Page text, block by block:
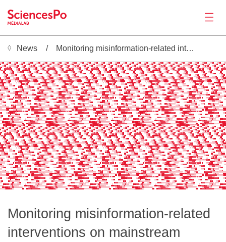
News
Productions
Activities
Tools
Seminar
Team
News Monitoring misinformation-related interventions on mainstream social media platforms
░▒▓█   ░▒▓█   ░▒▓█   ░▒▓█   ░▒▓▓█   ░▒▓█   ░▒▓█   ░▒▓█   ░▒▓█   ░▒▓█   ░▒▓▓█   ░▒▓█   ░▒▓█   ░▒▓█   ░▒▓█   ░▒▓█   ░▒▓▓█   ░▒▓█   ░▒▓█   ░▒▓█   ░▒▓█   ░▒▓█   ░▒▓▓█   ░▒▓█   ░▒▓█   ░▒▓█   ░▒▓█   ░▒▓█   ░▒▓▓█   ░▒▓█   ░▒▓█
█   ░▒▓█   ░▒▒▓█   ░▒▓█   ░▒▓█   ░▒▓    ░▒▓█   ░▒▓█   ░▒▒▓█   ░▒▓█   ░▒▓█   ░▒▓    ░▒▓█   ░▒▓█   ░▒▒▓█   ░▒▓█   ░▒▓█   ░▒▓    ░▒▓█   ░▒▓█   ░▒▒▓█   ░▒▓█   ░▒▓█   ░▒▓    ░▒▓█   ░▒▓█   ░▒▒▓█   ░▒▓█   ░▒▓█   ░▒▓    ░▒▓█
░▒▓█   ░▒░░░░░▒▓█   ░▒▓█   ░▒▓▒▓█   ░▒▓█   ░▒▓█   ░▒░░░░░▒▓█   ░▒▓█   ░▒▓▒▓█   ░▒▓█   ░▒▓█   ░▒░░░░░▒▓█   ░▒▓█   ░▒▓▒▓█   ░▒▓█   ░▒▓█   ░▒░░░░░▒▓█   ░▒▓█   ░▒▓▒▓█   ░▒▓█   ░▒▓█   ░▒░░░░░▒▓█   ░▒▓█   ░▒▓▒▓█   ░▒▓█   ░▒▓█
▓█   ░▒▓▒▓█   ░▒▓█   ░▒▓█   ░▒▒▒▒▒▒▓█   ░░▒▓█   ░▒▓▒▓█   ░▒▓█   ░▒▓█   ░▒▒▒▒▒▒▓█   ░░▒▓█   ░▒▓▒▓█   ░▒▓█   ░▒▓█   ░▒▒▒▒▒▒▓█   ░░▒▓█   ░▒▓▒▓█   ░▒▓█   ░▒▓█   ░▒▒▒▒▒▒▓█   ░░▒▓█   ░▒▓▒▓█   ░▒▓█   ░▒▓█   ░▒▒▒▒▒▒▓█   ░░▒▓█
█   ▓▓▓▓▓▓▓█    ░▒▓█   ░▒▓▓▒▓█   ░▒▓█   ░▒▓█   ▓▓▓▓▓▓▓█    ░▒▓█   ░▒▓▓▒▓█   ░▒▓█   ░▒▓█   ▓▓▓▓▓▓▓█    ░▒▓█   ░▒▓▓▒▓█   ░▒▓█   ░▒▓█   ▓▓▓▓▓▓▓█    ░▒▓█   ░▒▓▓▒▓█   ░▒▓█   ░▒▓█   ▓▓▓▓▓▓▓█    ░▒▓█   ░▒▓▓▒▓█   ░▒▓█   ░▒▓█
▒▓▓▒▓█   ░▒▓█   ░▒▓█  ██████▓█     ░▒▓█   ░▒▓▓▒▓█   ░▒▓█   ░▒▓█  ██████▓█     ░▒▓█   ░▒▓▓▒▓█   ░▒▓█   ░▒▓█  ██████▓█     ░▒▓█   ░▒▓▓▒▓█   ░▒▓█   ░▒▓█  ██████▓█     ░▒▓█   ░▒▓▓▒▓█   ░▒▓█   ░▒▓█  ██████▓█     ░▒▓█   ░▒▓▓▒▓█
██     ░▒▓█   ░░▒▓▓▓█   ░▒▓█   ░▒▓█        ██     ░▒▓█   ░░▒▓▓▓█   ░▒▓█   ░▒▓█        ██     ░▒▓█   ░░▒▓▓▓█   ░▒▓█   ░▒▓█        ██     ░▒▓█   ░░▒▓▓▓█   ░▒▓█   ░▒▓█        ██     ░▒▓█   ░░▒▓▓▓█   ░▒▓█   ░▒▓█        ██
░▒▓█   ░▒▓▓█               ░▒▓█   ░░▒▓██   ░▒▓█   ░▒▓▓█               ░▒▓█   ░░▒▓██   ░▒▓█   ░▒▓▓█               ░▒▓█   ░░▒▓██   ░▒▓█   ░▒▓▓█               ░▒▓█   ░░▒▓██   ░▒▓█   ░▒▓▓█               ░▒▓█
░▒▓█   ░▒▒▒▓█    ░▒▓█   ░▒▓█               ░▒▓█   ░▒▒▒▓█    ░▒▓█   ░▒▓█               ░▒▓█   ░▒▒▒▓█    ░▒▓█   ░▒▓█               ░▒▓█   ░▒▒▒▓█    ░▒▓█   ░▒▓█               ░▒▓█   ░▒▒▒▓█    ░▒▓█   ░▒▓█               ░▒▓█
░▒▓█ ░░░░░░      ░░░▒▓█   ░▒▓▓▓█   ░░▒▓█   ░▒▓█ ░░░░░░      ░░░▒▓█   ░▒▓▓▓█   ░░▒▓█   ░▒▓█ ░░░░░░      ░░░▒▓█   ░▒▓▓▓█   ░░▒▓█   ░▒▓█ ░░░░░░      ░░░▒▓█   ░▒▓▓▓█   ░░▒▓█   ░▒▓█ ░░░░░░      ░░░▒▓█   ░▒▓▓▓█   ░░▒▓█   ░▒▓█
█   ░▒▓███   ░▒▒▓▓█   ░▒▓█▒▒▒▒▒▒░░░░░░░▒▒▒▓█   ░▒▓███   ░▒▒▓▓█   ░▒▓█▒▒▒▒▒▒░░░░░░░▒▒▒▓█   ░▒▓███   ░▒▒▓▓█   ░▒▓█▒▒▒▒▒▒░░░░░░░▒▒▒▓█   ░▒▓███   ░▒▒▓▓█   ░▒▓█▒▒▒▒▒▒░░░░░░░▒▒▒▓█   ░▒▓███   ░▒▒▓▓█   ░▒▓█▒▒▒▒▒▒░░░░░░░▒▒▒▓█
▓▓▓▓▒▓▒▒▒▒▒▒░▒▒▓▓▓█    ░▒▓██   ░▒▓▓██    ░▒▓▓▓▓▒▓▒▒▒▒▒▒░▒▒▓▓▓█    ░▒▓██   ░▒▓▓██    ░▒▓▓▓▓▒▓▒▒▒▒▒▒░▒▒▓▓▓█    ░▒▓██   ░▒▓▓██    ░▒▓▓▓▓▒▓▒▒▒▒▒▒░▒▒▓▓▓█    ░▒▓██   ░▒▓▓██    ░▒▓▓▓▓▒▓▒▒▒▒▒▒░▒▒▓▓▓█    ░▒▓██   ░▒▓▓██
▒▓█   ░▒▓██    ░ ░▒███▓▓▓▓▓▓▓▓▒░▒▓████    ░▒▓█   ░▒▓██    ░ ░▒███▓▓▓▓▓▓▓▓▒░▒▓████    ░▒▓█   ░▒▓██    ░ ░▒███▓▓▓▓▓▓▓▓▒░▒▓████    ░▒▓█   ░▒▓██    ░ ░▒███▓▓▓▓▓▓▓▓▒░▒▓████    ░▒▓█   ░▒▓██    ░ ░▒███▓▓▓▓▓▓▓▓▒░▒▓████    ░▒▓█
███▓█▓▒▒▓█      ░ ░▒▓█   ░▒▓█     ░░▒   ██████▓█▓▒▒▓█      ░ ░▒▓█   ░▒▓█     ░░▒   ██████▓█▓▒▒▓█      ░ ░▒▓█   ░▒▓█     ░░▒   ██████▓█▓▒▒▓█      ░ ░▒▓█   ░▒▓█     ░░▒   ██████▓█▓▒▒▓█      ░ ░▒▓█   ░▒▓█     ░░▒
░▒▓█     ░▒▒         ███▓▒▓█      ░░░▒▓█   ░▒▓█     ░▒▒         ███▓▒▓█      ░░░▒▓█   ░▒▓█     ░▒▒         ███▓▒▓█      ░░░▒▓█   ░▒▓█     ░▒▒         ███▓▒▓█      ░░░▒▓█   ░▒▓█     ░▒▒         ███▓▒▓█      ░░░▒▓█   ░▒▓█
▓▓▓█     ░▒▒▒▓█   ░▒▓█   ░░░▒▓            █▓▓▓█     ░▒▒▒▓█   ░▒▓█   ░░░▒▓            █▓▓▓█     ░▒▒▒▓█   ░▒▓█   ░░░▒▓            █▓▓▓█     ░▒▒▒▓█   ░▒▓█   ░░░▒▓            █▓▓▓█     ░▒▒▒▓█   ░▒▓█   ░░░▒▓            █▓▓▓█
░▒▒▓░░░          █▓███    ░▒▓▓▓██   ░▒▓█   ░▒▒▓░░░          █▓███    ░▒▓▓▓██   ░▒▓█   ░▒▒▓░░░          █▓███    ░▒▓▓▓██   ░▒▓█   ░▒▒▓░░░          █▓███    ░▒▓▓▓██   ░▒▓█   ░▒▒▓░░░          █▓███    ░▒▓▓▓██   ░▒▓█
░░▒▓███    ░▒▒▓█   ░▒▓▒▒▒░░░░░      ██     ░░▒▓███    ░▒▒▓█   ░▒▓▒▒▒░░░░░      ██     ░░▒▓███    ░▒▒▓█   ░▒▓▒▒▒░░░░░      ██     ░░▒▓███    ░▒▒▓█   ░▒▓▒▒▒░░░░░      ██     ░░▒▓███    ░▒▒▓█   ░▒▓▒▒▒░░░░░      ██     ░░▒▓███
▓▒▒▒▒▒░░░░         ░▒▒▓█      ░▒▓▓█   ░▒▓▓▓▓▒▒▒▒▒░░░░         ░▒▒▓█      ░▒▓▓█   ░▒▓▓▓▓▒▒▒▒▒░░░░         ░▒▒▓█      ░▒▓▓█   ░▒▓▓▓▓▒▒▒▒▒░░░░         ░▒▒▓█      ░▒▓▓█   ░▒▓▓▓▓▒▒▒▒▒░░░░         ░▒▒▓█      ░▒▓▓█
░▒▓█   ░▒▓███▓▓▓▒▓▒▒░▒░        ░▒▓▒▓█      ░▒▓█   ░▒▓███▓▓▓▒▓▒▒░▒░        ░▒▓▒▓█      ░▒▓█   ░▒▓███▓▓▓▒▓▒▒░▒░        ░▒▓▒▓█      ░▒▓█   ░▒▓███▓▓▓▒▓▒▒░▒░        ░▒▓▒▓█      ░▒▓█   ░▒▓███▓▓▓▒▓▒▒░▒░        ░▒▓▒▓█
▒▒▒▒░     ░░░▒▒▓▓█     ░░▒▓█    ░▒   ███▓▓▓▒▒▒▒░     ░░░▒▒▓▓█     ░░▒▓█    ░▒   ███▓▓▓▒▒▒▒░     ░░░▒▒▓▓█     ░░▒▓█    ░▒   ███▓▓▓▒▒▒▒░     ░░░▒▒▓▓█     ░░▒▓█    ░▒   ███▓▓▓▒▒▒▒░     ░░░▒▒▓▓█     ░░▒▓█    ░▒   ███▓▓▓▒▒▒▒░
▒▓█    ░░      ███▓▓▓▓▒░░░░░░▒░▒▓▓██    ░░▒▒▓█    ░░      ███▓▓▓▓▒░░░░░░▒░▒▓▓██    ░░▒▒▓█    ░░      ███▓▓▓▓▒░░░░░░▒░▒▓▓██    ░░▒▒▓█    ░░      ███▓▓▓▓▒░░░░░░▒░▒▓▓██    ░░▒▒▓█    ░░      ███▓▓▓▓▒░░░░░░▒░▒▓▓██    ░░▒▒▓█
▒▒▒▒▒▒▒▓██    ░░▒▒▓▓█    ░▒         ████▓▒▒▒▒▒▒▒▒▒▓██    ░░▒▒▓▓█    ░▒         ████▓▒▒▒▒▒▒▒▒▒▓██    ░░▒▒▓▓█    ░▒         ████▓▒▒▒▒▒▒▒▒▒▓██    ░░▒▒▓▓█    ░▒         ████▓▒▒▒▒▒▒▒▒▒▓██    ░░▒▒▓▓█    ░▒
░▒░░░        █ █▓▓▓▓▓▓▒▓▓▓█ █   ░▒▒▓▓██    ░▒░░░        █ █▓▓▓▓▓▓▒▓▓▓█ █   ░▒▒▓▓██    ░▒░░░        █ █▓▓▓▓▓▓▒▓▓▓█ █   ░▒▒▓▓██    ░▒░░░        █ █▓▓▓▓▓▓▒▓▓▓█ █   ░▒▒▓▓██    ░▒░░░        █ █▓▓▓▓▓▓▒▓▓▓█ █   ░▒▒▓▓██    ░▒░░░
██     ░▒▓▓▓█     ░▒▒▒▒░░         ██████▓▓███     ░▒▓▓▓█     ░▒▒▒▒░░         ██████▓▓███     ░▒▓▓▓█     ░▒▒▒▒░░         ██████▓▓███     ░▒▓▓▓█     ░▒▒▒▒░░         ██████▓▓███     ░▒▓▓▓█     ░▒▒▒▒░░         ██████▓▓███
░░░░           ███  █    ░▒▓▓██    ░░▒▓▓▓▒▒░░░░           ███  █    ░▒▓▓██    ░░▒▓▓▓▒▒░░░░           ███  █    ░▒▓▓██    ░░▒▓▓▓▒▒░░░░           ███  █    ░▒▓▓██    ░░▒▓▓▓▒▒░░░░           ███  █    ░▒▓▓██    ░░▒▓▓▓▒▒░░░░
░▒▓██    ░▒▒███▓▓▒░▒▒░                     ░▒▓██    ░▒▒███▓▓▒░▒▒░                     ░▒▓██    ░▒▒███▓▓▒░▒▒░                     ░▒▓██    ░▒▒███▓▓▒░▒▒░                     ░▒▓██    ░▒▒███▓▓▒░▒▒░                     ░▒▓██
░░               ░░░▒▓█    ░░▒▓   ██▓▒▒▓▒░░░░               ░░░▒▓█    ░░▒▓   ██▓▒▒▓▒░░░░               ░░░▒▓█    ░░▒▓   ██▓▒▒▓▒░░░░               ░░░▒▓█    ░░▒▓   ██▓▒▒▓▒░░░░               ░░░▒▓█    ░░▒▓   ██▓▒▒▓▒░░░░
░▒▒▓     █▓▓▒▓▒▒▒▒░░░ ░░          ░▒▒▓█    ░▒▒▓     █▓▓▒▓▒▒▒▒░░░ ░░          ░▒▒▓█    ░▒▒▓     █▓▓▒▓▒▒▒▒░░░ ░░          ░▒▒▓█    ░▒▒▓     █▓▓▒▓▒▒▒▒░░░ ░░          ░▒▒▓█    ░▒▒▓     █▓▓▒▓▒▒▒▒░░░ ░░          ░▒▒▓█    ░▒▒▓
▒░░░░░░░░  ░▒▓▓█    ░▒▓▓      █▓▓▓▓▓▓▓▒▒▒░░▒░░░░░░░░  ░▒▓▓█    ░▒▓▓      █▓▓▓▓▓▓▓▒▒▒░░▒░░░░░░░░  ░▒▓▓█    ░▒▓▓      █▓▓▓▓▓▓▓▒▒▒░░▒░░░░░░░░  ░▒▓▓█    ░▒▓▓      █▓▓▓▓▓▓▓▒▒▒░░▒░░░░░░░░  ░▒▓▓█    ░▒▓▓
░░    ████▓██▓▓▓▒▒▒▒▒▒▒▒▒░▒░░░▒▓██     ░▒▓░░░    ████▓██▓▓▓▒▒▒▒▒▒▒▒▒░▒░░░▒▓██     ░▒▓░░░    ████▓██▓▓▓▒▒▒▒▒▒▒▒▒░▒░░░▒▓██     ░▒▓░░░    ████▓██▓▓▓▒▒▒▒▒▒▒▒▒░▒░░░▒▓██     ░▒▓░░░    ████▓██▓▓▓▒▒▒▒▒▒▒▒▒░▒░░░▒▓██     ░▒▓░░░
▒▒▒▒▒▒▓██    ░░▒▓▒▒▒░░      ██ ███▓▓▓▓▓▓▓▓▓▒▒▒▒▒▒▓██    ░░▒▓▒▒▒░░      ██ ███▓▓▓▓▓▓▓▓▓▒▒▒▒▒▒▓██    ░░▒▓▒▒▒░░      ██ ███▓▓▓▓▓▓▓▓▓▒▒▒▒▒▒▓██    ░░▒▓▒▒▒░░      ██ ███▓▓▓▓▓▓▓▓▓▒▒▒▒▒▒▓██    ░░▒▓▒▒▒░░      ██
███████▓█▓▓▓▓▒▓▒▓██   ░▒▒▓▓▓▓▒▒░           ███████▓█▓▓▓▓▒▓▒▓██   ░▒▒▓▓▓▓▒▒░           ███████▓█▓▓▓▓▒▓▒▓██   ░▒▒▓▓▓▓▒▒░           ███████▓█▓▓▓▓▒▓▒▓██   ░▒▒▓▓▓▓▒▒░           ███████▓█▓▓▓▓▒▓▒▓██   ░▒▒▓▓▓▓▒▒░
▓█    ░▒▓▓███▓▓▒░                 ██████▓▓▓▓█    ░▒▓▓███▓▓▒░                 ██████▓▓▓▓█    ░▒▓▓███▓▓▒░                 ██████▓▓▓▓█    ░▒▓▓███▓▓▒░                 ██████▓▓▓▓█    ░▒▓▓███▓▓▒░
█    ███▓█    ░▒▓█   ██▓▒░░░               █    ███▓█    ░▒▓█   ██▓▒░░░               █    ███▓█    ░▒▓█   ██▓▒░░░               █    ███▓█    ░▒▓█   ██▓▒░░░               █    ███▓█    ░▒▓█   ██▓▒░░░
▒▓█     █▓▒▒▒░░░░░░░                █▓█   ░▒▓█     █▓▒▒▒░░░░░░░                █▓█   ░▒▓█     █▓▒▒▒░░░░░░░                █▓█   ░▒▓█     █▓▒▒▒░░░░░░░                █▓█   ░▒▓█     █▓▒▒▒░░░░░░░                █▓█   ░▒▓█
░░          ██   ░▒▓█      █▓▓▓▒▒▒░▒▒▒░░ ░░░░          ██   ░▒▓█      █▓▓▓▒▒▒░▒▒▒░░ ░░░░          ██   ░▒▓█      █▓▓▓▒▒▒░▒▒▒░░ ░░░░          ██   ░▒▓█      █▓▓▓▒▒▒░▒▒▒░░ ░░░░          ██   ░▒▓█      █▓▓▓▒▒▒░▒▒▒░░ ░░░░
███▓▓▓▒▒▓▓▒▒░░▒▒▒░    ░         ░▒▒▓░░░    ███▓▓▓▒▒▓▓▒▒░░▒▒▒░    ░         ░▒▒▓░░░    ███▓▓▓▒▒▓▓▒▒░░▒▒▒░    ░         ░▒▒▓░░░    ███▓▓▓▒▒▓▓▒▒░░▒▒▒░    ░         ░▒▒▓░░░    ███▓▓▓▒▒▓▓▒▒░░▒▒▒░    ░         ░▒▒▓░░░
░░░░      ░▒▓▒▒▒▒░░     ███▓▓▓█▓▓▒▒░▒▓▒░░░░░░░░      ░▒▓▒▒▒▒░░     ███▓▓▓█▓▓▒▒░▒▓▒░░░░░░░░      ░▒▓▒▒▒▒░░     ███▓▓▓█▓▓▒▒░▒▓▒░░░░░░░░      ░▒▓▒▒▒▒░░     ███▓▓▓█▓▓▒▒░▒▓▒░░░░░░░░      ░▒▓▒▒▒▒░░     ███▓▓▓█▓▓▒▒░▒▓▒░░░░░░░░
██▓███▓▓▒▒▓▓▒▒▒▒▒▒▒▒░     ░▒▓▓▓▓▓▒▒░       ██▓███▓▓▒▒▓▓▒▒▒▒▒▒▒▒░     ░▒▓▓▓▓▓▒▒░       ██▓███▓▓▒▒▓▓▒▒▒▒▒▒▒▒░     ░▒▓▓▓▓▓▒▒░       ██▓███▓▓▒▒▓▓▒▒▒▒▒▒▒▒░     ░▒▓▓▓▓▓▒▒░       ██▓███▓▓▒▒▓▓▒▒▒▒▒▒▒▒░     ░▒▓▓▓▓▓▒▒░
░░░░▒▓████▓▓▒░        ██  ██▓▓▓█▓▓▓▓▓▓▓▓▒░░░░░░▒▓████▓▓▒░        ██  ██▓▓▓█▓▓▓▓▓▓▓▓▒░░░░░░▒▓████▓▓▒░        ██  ██▓▓▓█▓▓▓▓▓▓▓▓▒░░░░░░▒▓████▓▓▒░        ██  ██▓▓▓█▓▓▓▓▓▓▓▓▒░░░░░░▒▓████▓▓▒░        ██
██▓█████▓███▓▒▒▒▒░▒▒▓█   ██▓▒░░            ██▓█████▓███▓▒▒▒▒░▒▒▓█   ██▓▒░░            ██▓█████▓███▓▒▒▒▒░▒▒▓█   ██▓▒░░            ██▓█████▓███▓▒▒▒▒░▒▒▓█   ██▓▒░░            ██▓█████▓███▓▒▒▒▒░▒▒▓█   ██▓▒░░
░▒▓█   ░▒▓█   ░▒▓█   ░▒▓█   ░▒▓█   ░▒▓█    ░▒▓█   ░▒▓█   ░▒▓█   ░▒▓█   ░▒▓█   ░▒▓█    ░▒▓█   ░▒▓█   ░▒▓█   ░▒▓█   ░▒▓█   ░▒▓█    ░▒▓█   ░▒▓█   ░▒▓█   ░▒▓█   ░▒▓█   ░▒▓█    ░▒▓█   ░▒▓█   ░▒▓█   ░▒▓█   ░▒▓█   ░▒▓█    ░▒▓█
░▒▓█   ░▒▓█   ░▒▓█   ░▒▓█   ░▒▓▓█   ░▒▓█   ░▒▓█   ░▒▓█   ░▒▓█   ░▒▓█   ░▒▓▓█   ░▒▓█   ░▒▓█   ░▒▓█   ░▒▓█   ░▒▓█   ░▒▓▓█   ░▒▓█   ░▒▓█   ░▒▓█   ░▒▓█   ░▒▓█   ░▒▓▓█   ░▒▓█   ░▒▓█   ░▒▓█   ░▒▓█   ░▒▓█   ░▒▓▓█   ░▒▓█   ░▒▓█
█   ░▒▓█   ░▒▒▓█   ░▒▓█   ░▒▓█   ░▒▓    ░▒▓█   ░▒▓█   ░▒▒▓█   ░▒▓█   ░▒▓█   ░▒▓    ░▒▓█   ░▒▓█   ░▒▒▓█   ░▒▓█   ░▒▓█   ░▒▓    ░▒▓█   ░▒▓█   ░▒▒▓█   ░▒▓█   ░▒▓█   ░▒▓    ░▒▓█   ░▒▓█   ░▒▒▓█   ░▒▓█   ░▒▓█   ░▒▓    ░▒▓█
░▒▓█   ░▒░░░░░▒▓█   ░▒▓█   ░▒▓▒▓█   ░▒▓█   ░▒▓█   ░▒░░░░░▒▓█   ░▒▓█   ░▒▓▒▓█   ░▒▓█   ░▒▓█   ░▒░░░░░▒▓█   ░▒▓█   ░▒▓▒▓█   ░▒▓█   ░▒▓█   ░▒░░░░░▒▓█   ░▒▓█   ░▒▓▒▓█   ░▒▓█   ░▒▓█   ░▒░░░░░▒▓█   ░▒▓█   ░▒▓▒▓█   ░▒▓█   ░▒▓█
▓█   ░▒▓▒▓█   ░▒▓█   ░▒▓█   ░▒▒▒▒▒▒▓█   ░░▒▓█   ░▒▓▒▓█   ░▒▓█   ░▒▓█   ░▒▒▒▒▒▒▓█   ░░▒▓█   ░▒▓▒▓█   ░▒▓█   ░▒▓█   ░▒▒▒▒▒▒▓█   ░░▒▓█   ░▒▓▒▓█   ░▒▓█   ░▒▓█   ░▒▒▒▒▒▒▓█   ░░▒▓█   ░▒▓▒▓█   ░▒▓█   ░▒▓█   ░▒▒▒▒▒▒▓█   ░░▒▓█
█   ▓▓▓▓▓▓▓█    ░▒▓█   ░▒▓▓▒▓█   ░▒▓█   ░▒▓█   ▓▓▓▓▓▓▓█    ░▒▓█   ░▒▓▓▒▓█   ░▒▓█   ░▒▓█   ▓▓▓▓▓▓▓█    ░▒▓█   ░▒▓▓▒▓█   ░▒▓█   ░▒▓█   ▓▓▓▓▓▓▓█    ░▒▓█   ░▒▓▓▒▓█   ░▒▓█   ░▒▓█   ▓▓▓▓▓▓▓█    ░▒▓█   ░▒▓▓▒▓█   ░▒▓█   ░▒▓█
▒▓▓▒▓█   ░▒▓█   ░▒▓█  ██████▓█     ░▒▓█   ░▒▓▓▒▓█   ░▒▓█   ░▒▓█  ██████▓█     ░▒▓█   ░▒▓▓▒▓█   ░▒▓█   ░▒▓█  ██████▓█     ░▒▓█   ░▒▓▓▒▓█   ░▒▓█   ░▒▓█  ██████▓█     ░▒▓█   ░▒▓▓▒▓█   ░▒▓█   ░▒▓█  ██████▓█     ░▒▓█   ░▒▓▓▒▓█
██     ░▒▓█   ░░▒▓▓▓█   ░▒▓█   ░▒▓█        ██     ░▒▓█   ░░▒▓▓▓█   ░▒▓█   ░▒▓█        ██     ░▒▓█   ░░▒▓▓▓█   ░▒▓█   ░▒▓█        ██     ░▒▓█   ░░▒▓▓▓█   ░▒▓█   ░▒▓█        ██     ░▒▓█   ░░▒▓▓▓█   ░▒▓█   ░▒▓█        ██
░▒▓█   ░▒▓▓█               ░▒▓█   ░░▒▓██   ░▒▓█   ░▒▓▓█               ░▒▓█   ░░▒▓██   ░▒▓█   ░▒▓▓█               ░▒▓█   ░░▒▓██   ░▒▓█   ░▒▓▓█               ░▒▓█   ░░▒▓██   ░▒▓█   ░▒▓▓█               ░▒▓█
░▒▓█   ░▒▒▒▓█    ░▒▓█   ░▒▓█               ░▒▓█   ░▒▒▒▓█    ░▒▓█   ░▒▓█               ░▒▓█   ░▒▒▒▓█    ░▒▓█   ░▒▓█               ░▒▓█   ░▒▒▒▓█    ░▒▓█   ░▒▓█               ░▒▓█   ░▒▒▒▓█    ░▒▓█   ░▒▓█               ░▒▓█
░▒▓█ ░░░░░░      ░░░▒▓█   ░▒▓▓▓█   ░░▒▓█   ░▒▓█ ░░░░░░      ░░░▒▓█   ░▒▓▓▓█   ░░▒▓█   ░▒▓█ ░░░░░░      ░░░▒▓█   ░▒▓▓▓█   ░░▒▓█   ░▒▓█ ░░░░░░      ░░░▒▓█   ░▒▓▓▓█   ░░▒▓█   ░▒▓█ ░░░░░░      ░░░▒▓█   ░▒▓▓▓█   ░░▒▓█   ░▒▓█
█   ░▒▓███   ░▒▒▓▓█   ░▒▓█▒▒▒▒▒▒░░░░░░░▒▒▒▓█   ░▒▓███   ░▒▒▓▓█   ░▒▓█▒▒▒▒▒▒░░░░░░░▒▒▒▓█   ░▒▓███   ░▒▒▓▓█   ░▒▓█▒▒▒▒▒▒░░░░░░░▒▒▒▓█   ░▒▓███   ░▒▒▓▓█   ░▒▓█▒▒▒▒▒▒░░░░░░░▒▒▒▓█   ░▒▓███   ░▒▒▓▓█   ░▒▓█▒▒▒▒▒▒░░░░░░░▒▒▒▓█
▓▓▓▓▒▓▒▒▒▒▒▒░▒▒▓▓▓█    ░▒▓██   ░▒▓▓██    ░▒▓▓▓▓▒▓▒▒▒▒▒▒░▒▒▓▓▓█    ░▒▓██   ░▒▓▓██    ░▒▓▓▓▓▒▓▒▒▒▒▒▒░▒▒▓▓▓█    ░▒▓██   ░▒▓▓██    ░▒▓▓▓▓▒▓▒▒▒▒▒▒░▒▒▓▓▓█    ░▒▓██   ░▒▓▓██    ░▒▓▓▓▓▒▓▒▒▒▒▒▒░▒▒▓▓▓█    ░▒▓██   ░▒▓▓██
▒▓█   ░▒▓██    ░ ░▒███▓▓▓▓▓▓▓▓▒░▒▓████    ░▒▓█   ░▒▓██    ░ ░▒███▓▓▓▓▓▓▓▓▒░▒▓████    ░▒▓█   ░▒▓██    ░ ░▒███▓▓▓▓▓▓▓▓▒░▒▓████    ░▒▓█   ░▒▓██    ░ ░▒███▓▓▓▓▓▓▓▓▒░▒▓████    ░▒▓█   ░▒▓██    ░ ░▒███▓▓▓▓▓▓▓▓▒░▒▓████    ░▒▓█
███▓█▓▒▒▓█      ░ ░▒▓█   ░▒▓█     ░░▒   ██████▓█▓▒▒▓█      ░ ░▒▓█   ░▒▓█     ░░▒   ██████▓█▓▒▒▓█      ░ ░▒▓█   ░▒▓█     ░░▒   ██████▓█▓▒▒▓█      ░ ░▒▓█   ░▒▓█     ░░▒   ██████▓█▓▒▒▓█      ░ ░▒▓█   ░▒▓█     ░░▒
░▒▓█     ░▒▒         ███▓▒▓█      ░░░▒▓█   ░▒▓█     ░▒▒         ███▓▒▓█      ░░░▒▓█   ░▒▓█     ░▒▒         ███▓▒▓█      ░░░▒▓█   ░▒▓█     ░▒▒         ███▓▒▓█      ░░░▒▓█   ░▒▓█     ░▒▒         ███▓▒▓█      ░░░▒▓█   ░▒▓█
▓▓▓█     ░▒▒▒▓█   ░▒▓█   ░░░▒▓            █▓▓▓█     ░▒▒▒▓█   ░▒▓█   ░░░▒▓            █▓▓▓█     ░▒▒▒▓█   ░▒▓█   ░░░▒▓            █▓▓▓█     ░▒▒▒▓█   ░▒▓█   ░░░▒▓            █▓▓▓█     ░▒▒▒▓█   ░▒▓█   ░░░▒▓            █▓▓▓█
░▒▒▓░░░          █▓███    ░▒▓▓▓██   ░▒▓█   ░▒▒▓░░░          █▓███    ░▒▓▓▓██   ░▒▓█   ░▒▒▓░░░          █▓███    ░▒▓▓▓██   ░▒▓█   ░▒▒▓░░░          █▓███    ░▒▓▓▓██   ░▒▓█   ░▒▒▓░░░          █▓███    ░▒▓▓▓██   ░▒▓█
░░▒▓███    ░▒▒▓█   ░▒▓▒▒▒░░░░░      ██     ░░▒▓███    ░▒▒▓█   ░▒▓▒▒▒░░░░░      ██     ░░▒▓███    ░▒▒▓█   ░▒▓▒▒▒░░░░░      ██     ░░▒▓███    ░▒▒▓█   ░▒▓▒▒▒░░░░░      ██     ░░▒▓███    ░▒▒▓█   ░▒▓▒▒▒░░░░░      ██     ░░▒▓███
▓▒▒▒▒▒░░░░         ░▒▒▓█      ░▒▓▓█   ░▒▓▓▓▓▒▒▒▒▒░░░░         ░▒▒▓█      ░▒▓▓█   ░▒▓▓▓▓▒▒▒▒▒░░░░         ░▒▒▓█      ░▒▓▓█   ░▒▓▓▓▓▒▒▒▒▒░░░░         ░▒▒▓█      ░▒▓▓█   ░▒▓▓▓▓▒▒▒▒▒░░░░         ░▒▒▓█      ░▒▓▓█
░▒▓█   ░▒▓███▓▓▓▒▓▒▒░▒░        ░▒▓▒▓█      ░▒▓█   ░▒▓███▓▓▓▒▓▒▒░▒░        ░▒▓▒▓█      ░▒▓█   ░▒▓███▓▓▓▒▓▒▒░▒░        ░▒▓▒▓█      ░▒▓█   ░▒▓███▓▓▓▒▓▒▒░▒░        ░▒▓▒▓█      ░▒▓█   ░▒▓███▓▓▓▒▓▒▒░▒░        ░▒▓▒▓█
▒▒▒▒░     ░░░▒▒▓▓█     ░░▒▓█    ░▒   ███▓▓▓▒▒▒▒░     ░░░▒▒▓▓█     ░░▒▓█    ░▒   ███▓▓▓▒▒▒▒░     ░░░▒▒▓▓█     ░░▒▓█    ░▒   ███▓▓▓▒▒▒▒░     ░░░▒▒▓▓█     ░░▒▓█    ░▒   ███▓▓▓▒▒▒▒░     ░░░▒▒▓▓█     ░░▒▓█    ░▒   ███▓▓▓▒▒▒▒░
▒▓█    ░░      ███▓▓▓▓▒░░░░░░▒░▒▓▓██    ░░▒▒▓█    ░░      ███▓▓▓▓▒░░░░░░▒░▒▓▓██    ░░▒▒▓█    ░░      ███▓▓▓▓▒░░░░░░▒░▒▓▓██    ░░▒▒▓█    ░░      ███▓▓▓▓▒░░░░░░▒░▒▓▓██    ░░▒▒▓█    ░░      ███▓▓▓▓▒░░░░░░▒░▒▓▓██    ░░▒▒▓█
▒▒▒▒▒▒▒▓██    ░░▒▒▓▓█    ░▒         ████▓▒▒▒▒▒▒▒▒▒▓██    ░░▒▒▓▓█    ░▒         ████▓▒▒▒▒▒▒▒▒▒▓██    ░░▒▒▓▓█    ░▒         ████▓▒▒▒▒▒▒▒▒▒▓██    ░░▒▒▓▓█    ░▒         ████▓▒▒▒▒▒▒▒▒▒▓██    ░░▒▒▓▓█    ░▒
░▒░░░        █ █▓▓▓▓▓▓▒▓▓▓█ █   ░▒▒▓▓██    ░▒░░░        █ █▓▓▓▓▓▓▒▓▓▓█ █   ░▒▒▓▓██    ░▒░░░        █ █▓▓▓▓▓▓▒▓▓▓█ █   ░▒▒▓▓██    ░▒░░░        █ █▓▓▓▓▓▓▒▓▓▓█ █   ░▒▒▓▓██    ░▒░░░        █ █▓▓▓▓▓▓▒▓▓▓█ █   ░▒▒▓▓██    ░▒░░░
██     ░▒▓▓▓█     ░▒▒▒▒░░         ██████▓▓███     ░▒▓▓▓█     ░▒▒▒▒░░         ██████▓▓███     ░▒▓▓▓█     ░▒▒▒▒░░         ██████▓▓███     ░▒▓▓▓█     ░▒▒▒▒░░         ██████▓▓███     ░▒▓▓▓█     ░▒▒▒▒░░         ██████▓▓███
░░░░           ███  █    ░▒▓▓██    ░░▒▓▓▓▒▒░░░░           ███  █    ░▒▓▓██    ░░▒▓▓▓▒▒░░░░           ███  █    ░▒▓▓██    ░░▒▓▓▓▒▒░░░░           ███  █    ░▒▓▓██    ░░▒▓▓▓▒▒░░░░           ███  █    ░▒▓▓██    ░░▒▓▓▓▒▒░░░░
░▒▓██    ░▒▒███▓▓▒░▒▒░                     ░▒▓██    ░▒▒███▓▓▒░▒▒░                     ░▒▓██    ░▒▒███▓▓▒░▒▒░                     ░▒▓██    ░▒▒███▓▓▒░▒▒░                     ░▒▓██    ░▒▒███▓▓▒░▒▒░                     ░▒▓██
░░               ░░░▒▓█    ░░▒▓   ██▓▒▒▓▒░░░░               ░░░▒▓█    ░░▒▓   ██▓▒▒▓▒░░░░               ░░░▒▓█    ░░▒▓   ██▓▒▒▓▒░░░░               ░░░▒▓█    ░░▒▓   ██▓▒▒▓▒░░░░               ░░░▒▓█    ░░▒▓   ██▓▒▒▓▒░░░░
░▒▒▓     █▓▓▒▓▒▒▒▒░░░ ░░          ░▒▒▓█    ░▒▒▓     █▓▓▒▓▒▒▒▒░░░ ░░          ░▒▒▓█    ░▒▒▓     █▓▓▒▓▒▒▒▒░░░ ░░          ░▒▒▓█    ░▒▒▓     █▓▓▒▓▒▒▒▒░░░ ░░          ░▒▒▓█    ░▒▒▓     █▓▓▒▓▒▒▒▒░░░ ░░          ░▒▒▓█    ░▒▒▓
▒░░░░░░░░  ░▒▓▓█    ░▒▓▓      █▓▓▓▓▓▓▓▒▒▒░░▒░░░░░░░░  ░▒▓▓█    ░▒▓▓      █▓▓▓▓▓▓▓▒▒▒░░▒░░░░░░░░  ░▒▓▓█    ░▒▓▓      █▓▓▓▓▓▓▓▒▒▒░░▒░░░░░░░░  ░▒▓▓█    ░▒▓▓      █▓▓▓▓▓▓▓▒▒▒░░▒░░░░░░░░  ░▒▓▓█    ░▒▓▓
░░    ████▓██▓▓▓▒▒▒▒▒▒▒▒▒░▒░░░▒▓██     ░▒▓░░░    ████▓██▓▓▓▒▒▒▒▒▒▒▒▒░▒░░░▒▓██     ░▒▓░░░    ████▓██▓▓▓▒▒▒▒▒▒▒▒▒░▒░░░▒▓██     ░▒▓░░░    ████▓██▓▓▓▒▒▒▒▒▒▒▒▒░▒░░░▒▓██     ░▒▓░░░    ████▓██▓▓▓▒▒▒▒▒▒▒▒▒░▒░░░▒▓██     ░▒▓░░░
▒▒▒▒▒▒▓██    ░░▒▓▒▒▒░░      ██ ███▓▓▓▓▓▓▓▓▓▒▒▒▒▒▒▓██    ░░▒▓▒▒▒░░      ██ ███▓▓▓▓▓▓▓▓▓▒▒▒▒▒▒▓██    ░░▒▓▒▒▒░░      ██ ███▓▓▓▓▓▓▓▓▓▒▒▒▒▒▒▓██    ░░▒▓▒▒▒░░      ██ ███▓▓▓▓▓▓▓▓▓▒▒▒▒▒▒▓██    ░░▒▓▒▒▒░░      ██
███████▓█▓▓▓▓▒▓▒▓██   ░▒▒▓▓▓▓▒▒░           ███████▓█▓▓▓▓▒▓▒▓██   ░▒▒▓▓▓▓▒▒░           ███████▓█▓▓▓▓▒▓▒▓██   ░▒▒▓▓▓▓▒▒░           ███████▓█▓▓▓▓▒▓▒▓██   ░▒▒▓▓▓▓▒▒░           ███████▓█▓▓▓▓▒▓▒▓██   ░▒▒▓▓▓▓▒▒░
▓█    ░▒▓▓███▓▓▒░                 ██████▓▓▓▓█    ░▒▓▓███▓▓▒░                 ██████▓▓▓▓█    ░▒▓▓███▓▓▒░                 ██████▓▓▓▓█    ░▒▓▓███▓▓▒░                 ██████▓▓▓▓█    ░▒▓▓███▓▓▒░
█    ███▓█    ░▒▓█   ██▓▒░░░               █    ███▓█    ░▒▓█   ██▓▒░░░               █    ███▓█    ░▒▓█   ██▓▒░░░               █    ███▓█    ░▒▓█   ██▓▒░░░               █    ███▓█    ░▒▓█   ██▓▒░░░
▒▓█     █▓▒▒▒░░░░░░░                █▓█   ░▒▓█     █▓▒▒▒░░░░░░░                █▓█   ░▒▓█     █▓▒▒▒░░░░░░░                █▓█   ░▒▓█     █▓▒▒▒░░░░░░░                █▓█   ░▒▓█     █▓▒▒▒░░░░░░░                █▓█   ░▒▓█
░░          ██   ░▒▓█      █▓▓▓▒▒▒░▒▒▒░░ ░░░░          ██   ░▒▓█      █▓▓▓▒▒▒░▒▒▒░░ ░░░░          ██   ░▒▓█      █▓▓▓▒▒▒░▒▒▒░░ ░░░░          ██   ░▒▓█      █▓▓▓▒▒▒░▒▒▒░░ ░░░░          ██   ░▒▓█      █▓▓▓▒▒▒░▒▒▒░░ ░░░░
███▓▓▓▒▒▓▓▒▒░░▒▒▒░    ░         ░▒▒▓░░░    ███▓▓▓▒▒▓▓▒▒░░▒▒▒░    ░         ░▒▒▓░░░    ███▓▓▓▒▒▓▓▒▒░░▒▒▒░    ░         ░▒▒▓░░░    ███▓▓▓▒▒▓▓▒▒░░▒▒▒░    ░         ░▒▒▓░░░    ███▓▓▓▒▒▓▓▒▒░░▒▒▒░    ░         ░▒▒▓░░░
░░░░      ░▒▓▒▒▒▒░░     ███▓▓▓█▓▓▒▒░▒▓▒░░░░░░░░      ░▒▓▒▒▒▒░░     ███▓▓▓█▓▓▒▒░▒▓▒░░░░░░░░      ░▒▓▒▒▒▒░░     ███▓▓▓█▓▓▒▒░▒▓▒░░░░░░░░      ░▒▓▒▒▒▒░░     ███▓▓▓█▓▓▒▒░▒▓▒░░░░░░░░      ░▒▓▒▒▒▒░░     ███▓▓▓█▓▓▒▒░▒▓▒░░░░░░░░
██▓███▓▓▒▒▓▓▒▒▒▒▒▒▒▒░     ░▒▓▓▓▓▓▒▒░       ██▓███▓▓▒▒▓▓▒▒▒▒▒▒▒▒░     ░▒▓▓▓▓▓▒▒░       ██▓███▓▓▒▒▓▓▒▒▒▒▒▒▒▒░     ░▒▓▓▓▓▓▒▒░       ██▓███▓▓▒▒▓▓▒▒▒▒▒▒▒▒░     ░▒▓▓▓▓▓▒▒░       ██▓███▓▓▒▒▓▓▒▒▒▒▒▒▒▒░     ░▒▓▓▓▓▓▒▒░
░░░░▒▓████▓▓▒░        ██  ██▓▓▓█▓▓▓▓▓▓▓▓▒░░░░░░▒▓████▓▓▒░        ██  ██▓▓▓█▓▓▓▓▓▓▓▓▒░░░░░░▒▓████▓▓▒░        ██  ██▓▓▓█▓▓▓▓▓▓▓▓▒░░░░░░▒▓████▓▓▒░        ██  ██▓▓▓█▓▓▓▓▓▓▓▓▒░░░░░░▒▓████▓▓▒░        ██
Monitoring misinformation-related
interventions on mainstream